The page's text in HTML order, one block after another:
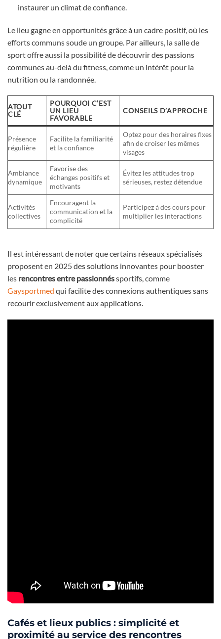
instaurer un climat de confiance.
Le lieu gagne en opportunités grâce à un cadre positif, où les
efforts communs soude un groupe. Par ailleurs, la salle de
sport offre aussi la possibilité de découvrir des passions
communes au-delà du fitness, comme un intérêt pour la
nutrition ou la randonnée.
ATOUT
CLÉ
POURQUOI C’EST
UN LIEU
FAVORABLE
CONSEILS D’APPROCHE
Présence
régulière
Facilite la familiarité
et la confiance
Optez pour des horaires fixes
afin de croiser les mêmes
visages
Ambiance
dynamique
Favorise des
échanges positifs et
motivants
Évitez les attitudes trop
sérieuses, restez détendue
Activités
collectives
Encouragent la
communication et la
complicité
Participez à des cours pour
multiplier les interactions
Il est intéressant de noter que certains réseaux spécialisés
proposent en 2025 des solutions innovantes pour booster
les rencontres entre passionnéssportifs, comme
Gaysportmed qui facilite des connexions authentiques sans
recourir exclusivement aux applications.
Cafés et lieux publics : simplicité et
proximité au service des rencontres